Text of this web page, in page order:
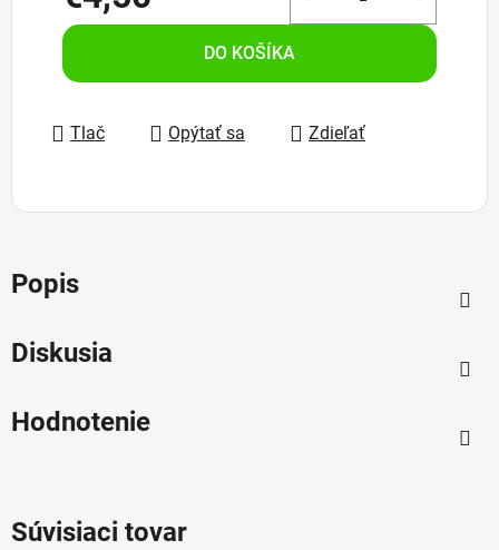
Jednotková cena:
DO KOŠÍKA
Tlač Opýtať sa Zdieľať
Popis
Diskusia
Hodnotenie
Súvisiaci tovar